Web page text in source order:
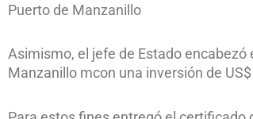
Puerto de Manzanillo
Asimismo, el jefe de Estado
Manzanillo mcon una inversión de